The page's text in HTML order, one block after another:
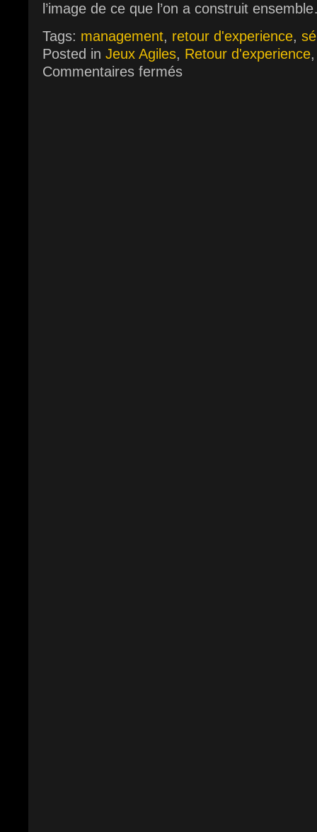
l’image de ce que l’on a construit
Tags: management, retour d'experience,
Posted in Jeux Agiles, Retour d'experience
Commentaires fermés